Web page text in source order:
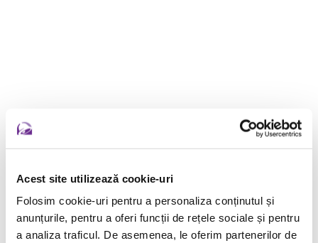
Acest site utilizează cookie-uri
Folosim cookie-uri pentru a personaliza conținutul și
anunțurile, pentru a oferi funcții de rețele sociale și pentru
a analiza traficul. De asemenea, le oferim partenerilor de
Place an online order and pick up your
Find restaurant